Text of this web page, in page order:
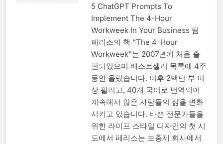
5 ChatGPT Prompts To
Implement The 4-Hour
Workweek In Your Business 팀
페리스의 책 “The 4-Hour
Workweek”는 2007년에 처음 출
판되었으며 베스트셀러 목록에 4주
동안 올랐습니다. 이후 2백만 부 이
상 팔리고, 40개 국어로 번역되어
계속해서 많은 사람들의 삶을 변화
시키고 있습니다. 바쁜 전문가들을
위한 라이프 스타일 디자인의 첫 시
도에서 페리스는 보충제 회사에서